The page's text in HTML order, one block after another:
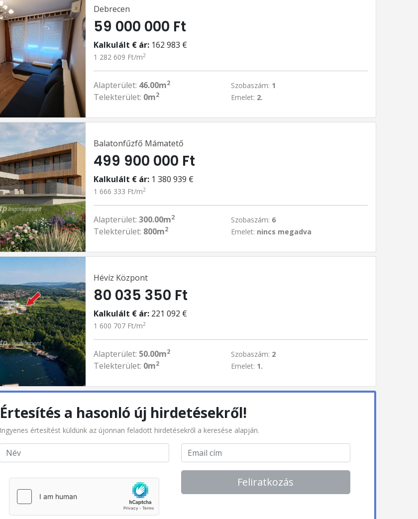
Debrecen
59 000 000 Ft
Kalkulált € ár: 162 983 €
1 282 609 Ft/m2
Alapterület: 46.00m2
Telekterület: 0m2
Szobaszám: 1
Emelet: 2.
Balatonfűzfő Mámatető
499 900 000 Ft
Kalkulált € ár: 1 380 939 €
1 666 333 Ft/m2
Alapterület:300.00m2
Telekterület: 800m2
Szobaszám: 6
Emelet: nincs megadva
Hévíz Központ
80 035 350 Ft
Kalkulált € ár: 221 092 €
1 600 707 Ft/m2
Alapterület: 50.00m2
Telekterület: 0m2
Szobaszám: 2
Emelet: 1.
Értesítés a hasonló új hirdetésekről!
Ingyenes értesítést küldünk az újonnan feladott hirdetésekről a keresése alapján.
Feliratkozás